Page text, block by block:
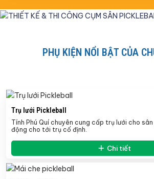
PHỤ KIỆN NỔI BẬT CỦA
Trụ lưới Pickleball
Tính Phú Quí chuyên cung cấp trụ lưới cho
động cho tới trụ cố định.
Chi tiết